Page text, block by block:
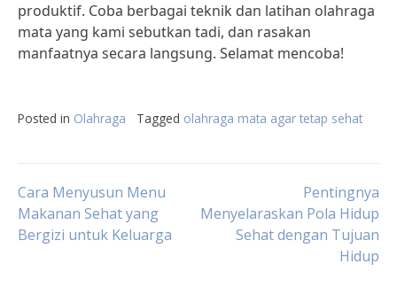
produktif. Coba berbagai teknik dan latihan olahraga
mata yang kami sebutkan tadi, dan rasakan
manfaatnya secara langsung. Selamat mencoba!
Posted in Olahraga Tagged olahraga mata agar tetap sehat
Post
navigation
Cara Menyusun Menu
Makanan Sehat yang
Bergizi untuk Keluarga
Pentingnya
Menyelaraskan Pola Hidup
Sehat dengan Tujuan
Hidup